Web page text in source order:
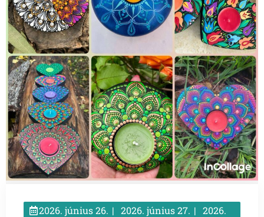
2026. június 26. 2026. június 27.
2026.